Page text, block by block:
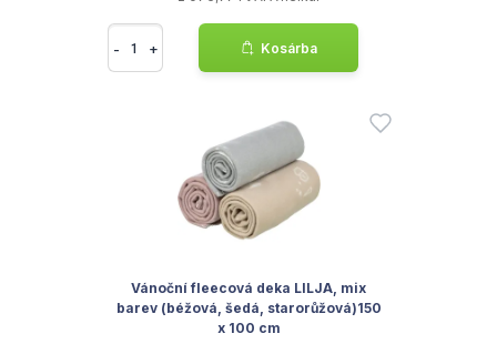
- + Kosárba
Vánoční fleecová deka LILJA, mix
barev (béžová, šedá, starorůžová)150
x 100 cm